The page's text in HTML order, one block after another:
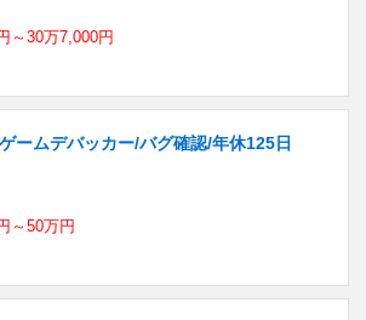
～30万7,000円
ームデバッカー/バグ確認/年休125日
～50万円